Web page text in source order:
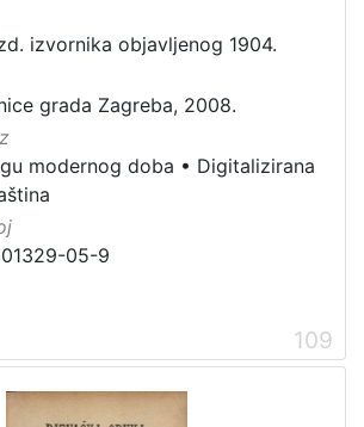
izvornika objavljenog 1904.
grada Zagreba, 2008.
modernog doba • Digitalizirana
05-9
109